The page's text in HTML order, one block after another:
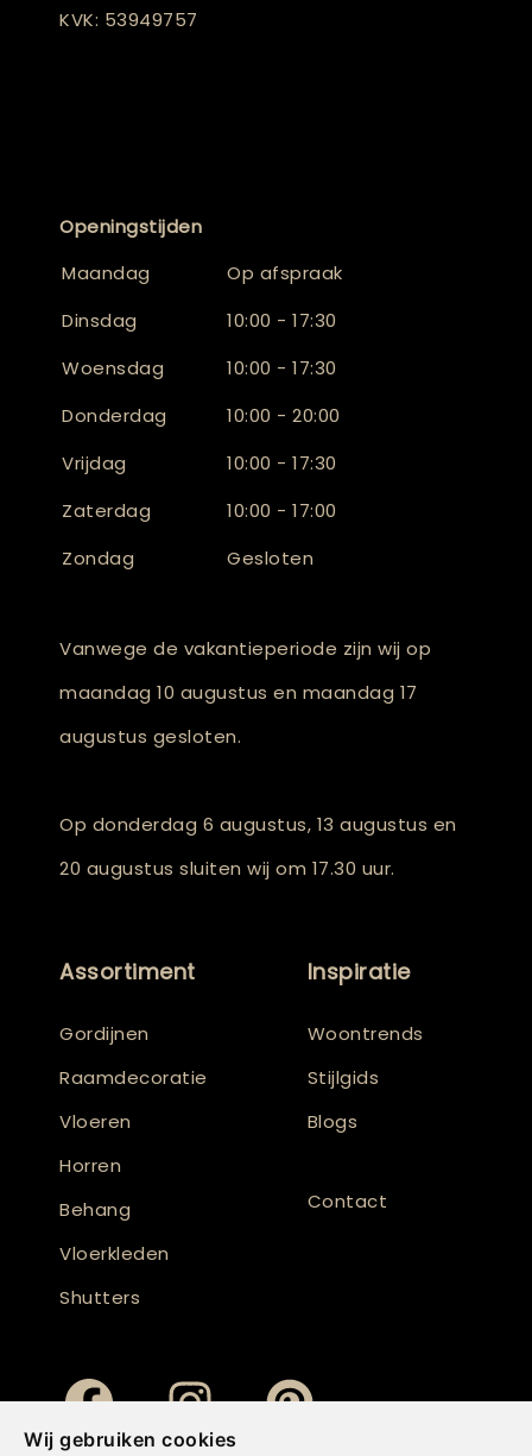
Wij gebruiken cookies
KVK: 53949757
Openingstijden
Maandag
Op afspraak
Dinsdag
10:00 - 17:30
Woensdag
10:00 - 17:30
Donderdag
10:00 - 20:00
Vrijdag
10:00 - 17:30
Zaterdag
10:00 - 17:00
Zondag
Gesloten
Vanwege de vakantieperiode zijn wij op
maandag 10 augustus en maandag 17
augustus gesloten.
Op donderdag 6 augustus, 13 augustus en
20 augustus sluiten wij om 17.30 uur.
Assortiment
Gordijnen
Raamdecoratie
Vloeren
Horren
Behang
Vloerkleden
Shutters
Inspiratie
Woontrends
Stijlgids
Blogs
Contact